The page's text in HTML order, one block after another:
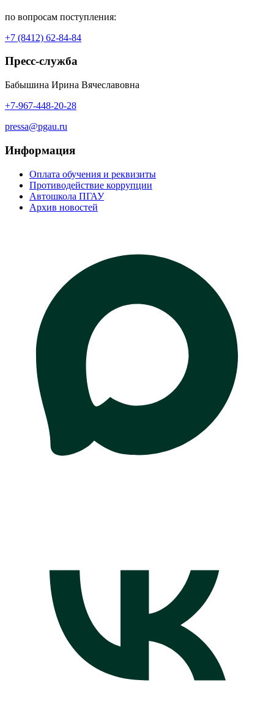
по вопросам поступления:
+7 (8412) 62-84-84
Пресс-служба
Бабышина Ирина Вячеславовна
+7-967-448-20-28
pressa@pgau.ru
Информация
Оплата обучения и реквизиты
Противодействие коррупции
Автошкола ПГАУ
Архив новостей